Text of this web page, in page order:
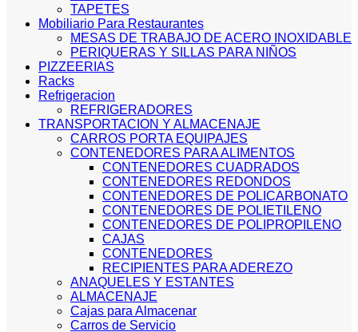
TAPETES
Mobiliario Para Restaurantes
MESAS DE TRABAJO DE ACERO INOXIDABLE
PERIQUERAS Y SILLAS PARA NIÑOS
PIZZEERIAS
Racks
Refrigeracion
REFRIGERADORES
TRANSPORTACION Y ALMACENAJE
CARROS PORTA EQUIPAJES
CONTENEDORES PARA ALIMENTOS
CONTENEDORES CUADRADOS
CONTENEDORES REDONDOS
CONTENEDORES DE POLICARBONATO
CONTENEDORES DE POLIETILENO
CONTENEDORES DE POLIPROPILENO
CAJAS
CONTENEDORES
RECIPIENTES PARA ADEREZO
ANAQUELES Y ESTANTES
ALMACENAJE
Cajas para Almacenar
Carros de Servicio